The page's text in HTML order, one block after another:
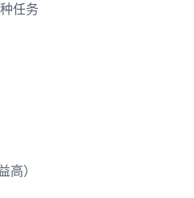
任务
高）